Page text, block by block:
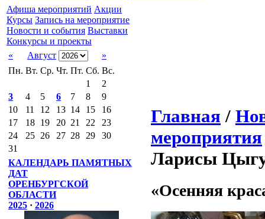
Афиша мероприятий Акции
Курсы Запись на мероприятие
Новости и события Выставки
Конкурсы и проекты
«
Август
»
Пн. Вт. Ср. Чт. Пт. Сб. Вс.
1
2
3
4 5 6 7 8
9
10
11 12 13 14 15
16
17
18 19 20 21 22
23
24
25 26 27 28 29
30
31
КАЛЕНДАРЬ ПАМЯТНЫХ
ДАТ
ОРЕНБУРГСКОЙ
ОБЛАСТИ
2025 · 2026
Главная /
мероприятия
Ларисы
«Осенняя